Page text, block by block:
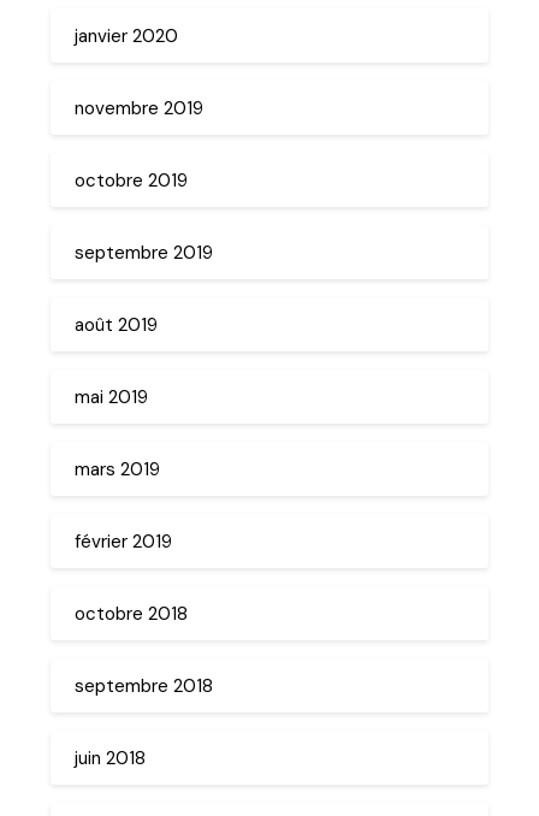
janvier 2020
novembre 2019
octobre 2019
septembre 2019
août 2019
mai 2019
mars 2019
février 2019
octobre 2018
septembre 2018
juin 2018